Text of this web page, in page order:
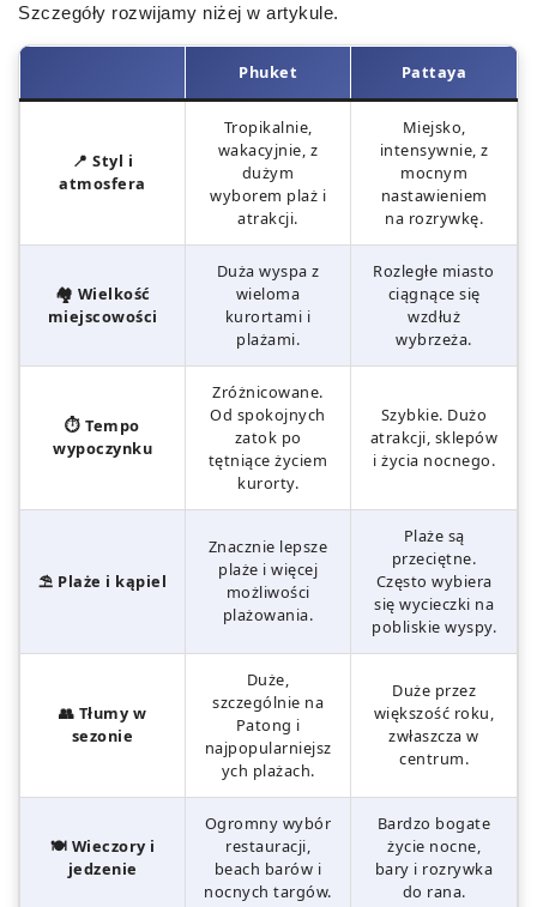
Szczegóły rozwijamy niżej w artykule.
Phuket Pattaya
📍 Styl i
atmosfera
Tropikalnie,
wakacyjnie, z
dużym
wyborem plaż i
atrakcji.
Miejsko,
intensywnie, z
mocnym
nastawieniem
na rozrywkę.
🏘️ Wielkość
miejscowości
Duża wyspa z
wieloma
kurortami i
plażami.
Rozległe miasto
ciągnące się
wzdłuż
wybrzeża.
⏱️ Tempo
wypoczynku
Zróżnicowane.
Od spokojnych
zatok po
tętniące życiem
kurorty.
Szybkie. Dużo
atrakcji, sklepów
i życia nocnego.
⛱️ Plaże i kąpiel
Znacznie lepsze
plaże i więcej
możliwości
plażowania.
Plaże są
przeciętne.
Często wybiera
się wycieczki na
pobliskie wyspy.
👥 Tłumy w
sezonie
Duże,
szczególnie na
Patong i
najpopularniejsz
ych plażach.
Duże przez
większość roku,
zwłaszcza w
centrum.
🍽️ Wieczory i
jedzenie
Ogromny wybór
restauracji,
beach barów i
nocnych targów.
Bardzo bogate
życie nocne,
bary i rozrywka
do rana.